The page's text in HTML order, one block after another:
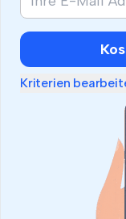
Kriterien